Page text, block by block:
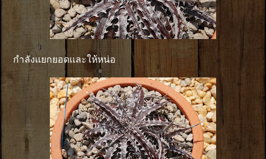
กำลังเเยกยอดเเละให้หน่อ